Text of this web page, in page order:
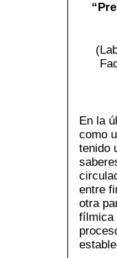
“
En la
como
tenido
entre
otra
fílmica